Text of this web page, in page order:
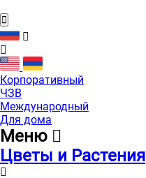
Корпоративный
ЧЗВ
Международный
Для дома
Меню
Цветы и Растения